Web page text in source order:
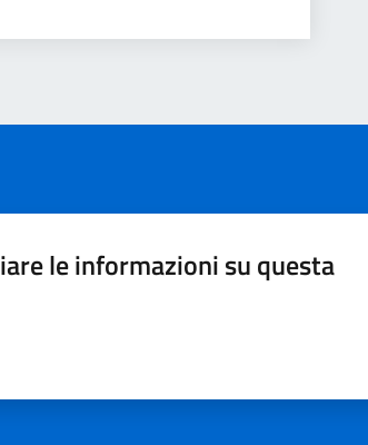
le informazioni su questa